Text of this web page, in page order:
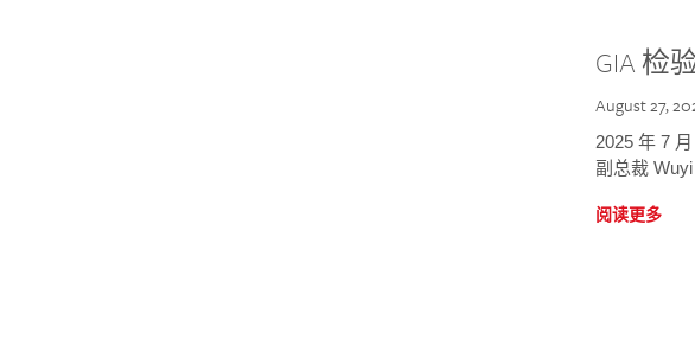
GIA 检
August 27,
2025 年 7
副总裁
阅读更多